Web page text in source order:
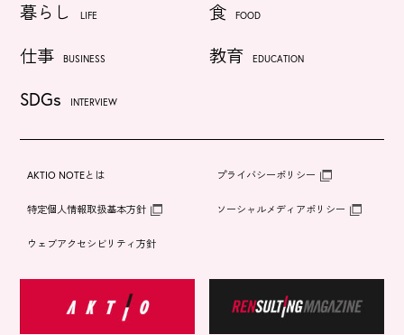
暮らし LIFE 食 FOOD
仕事 BUSINESS 教育 EDUCATION
SDGs INTERVIEW
AKTIO NOTEとは プライバシーポリシー
特定個人情報取扱基本方針 ソーシャルメディアポリシー
ウェブアクセシビリティ方針